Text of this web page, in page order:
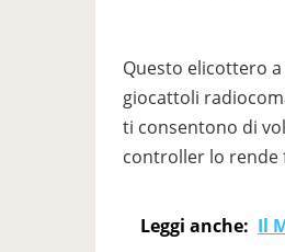
Questo elicottero
giocattoli
ti consentono di
controller lo rende
Leggi anche: Il